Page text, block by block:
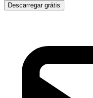
Descarregar grátis